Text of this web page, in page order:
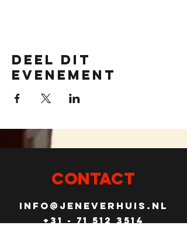
Deel dit
evenement
CONTACT
info@Jeneverhuis.nl
+31 - 71 512 3514